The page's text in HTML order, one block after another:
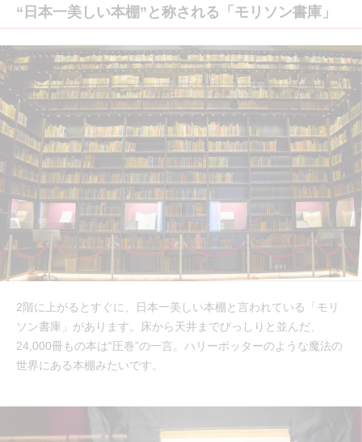
“日本一美しい本棚”と称される「モリソン書庫」
2階に上がるとすぐに、日本一美しい本棚と言われている「モリ
ソン書庫」があります。床から天井までびっしりと並んだ、
24,000冊もの本は“圧巻”の一言。ハリーポッターのような魔法の
世界にある本棚みたいです。